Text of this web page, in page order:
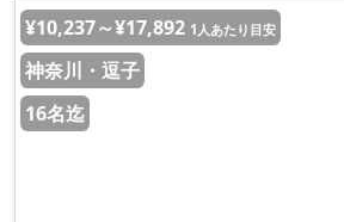
¥10,237～¥17,892 1人あたり目安
神奈川・逗子
16名迄